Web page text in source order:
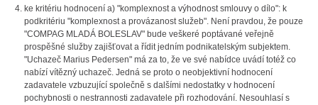
ke kritériu hodnocení a) "komplexnost a výhodnost smlouvy o dílo": k
podkritériu "komplexnost a provázanost služeb". Není pravdou, že pouze
"COMPAG MLADÁ BOLESLAV" bude veškeré poptávané veřejně
prospěšné služby zajišťovat a řídit jedním podnikatelským subjektem.
"Uchazeč Marius Pedersen" má za to, že ve své nabídce uvádí totéž co
nabízí vítězný uchazeč. Jedná se proto o neobjektivní hodnocení
zadavatele vzbuzující společně s dalšími nedostatky v hodnocení
pochybnosti o nestrannosti zadavatele při rozhodování. Nesouhlasí s